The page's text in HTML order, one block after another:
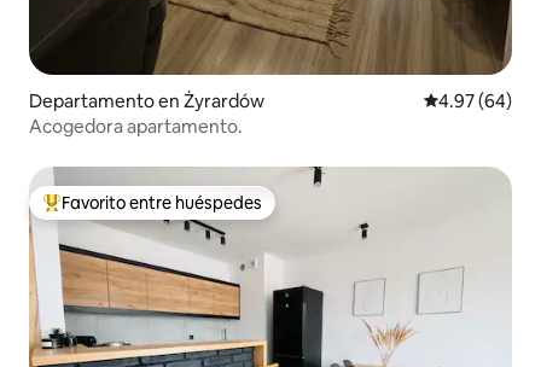
Departamento en Żyrardów Calificación
4.97 (64)
Acogedora apartamento.
De los mejores en Favorito entre huéspedes
Favorito entre huéspedes